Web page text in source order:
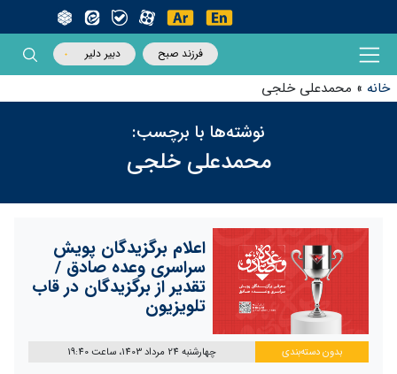
فرزند صبح دبیر دلیر
خانه » محمدعلی خلجی
نوشته‌ها با برچسب:
محمدعلی خلجی
اعلام برگزیدگان پویش
سراسری وعده صادق /
تقدیر از برگزیدگان در قاب
تلویزیون
بدون دسته‌بندی چهارشنبه 24 مرداد 1403، ساعت 19:40